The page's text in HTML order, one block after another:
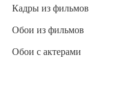
Кадры из фильмов
Обои из фильмов
Обои с актерами